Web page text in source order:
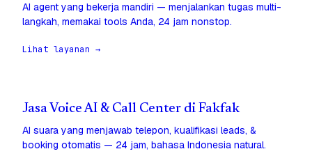
AI agent yang bekerja mandiri — menjalankan tugas multi-
langkah, memakai tools Anda, 24 jam nonstop.
Lihat layanan →
Jasa Voice AI & Call Center di Fakfak
AI suara yang menjawab telepon, kualifikasi leads, &
booking otomatis — 24 jam, bahasa Indonesia natural.